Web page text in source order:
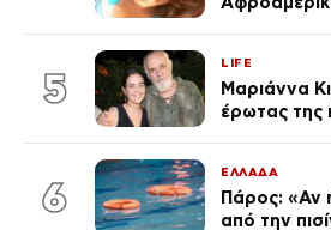
5
LIFE
Μαριάννα
έρωτας της
6
ΕΛΛΑΔΑ
Πάρος: «Αν
από την